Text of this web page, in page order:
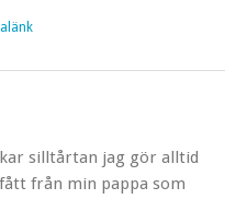
silltårtan jag gör alltid
från min pappa som